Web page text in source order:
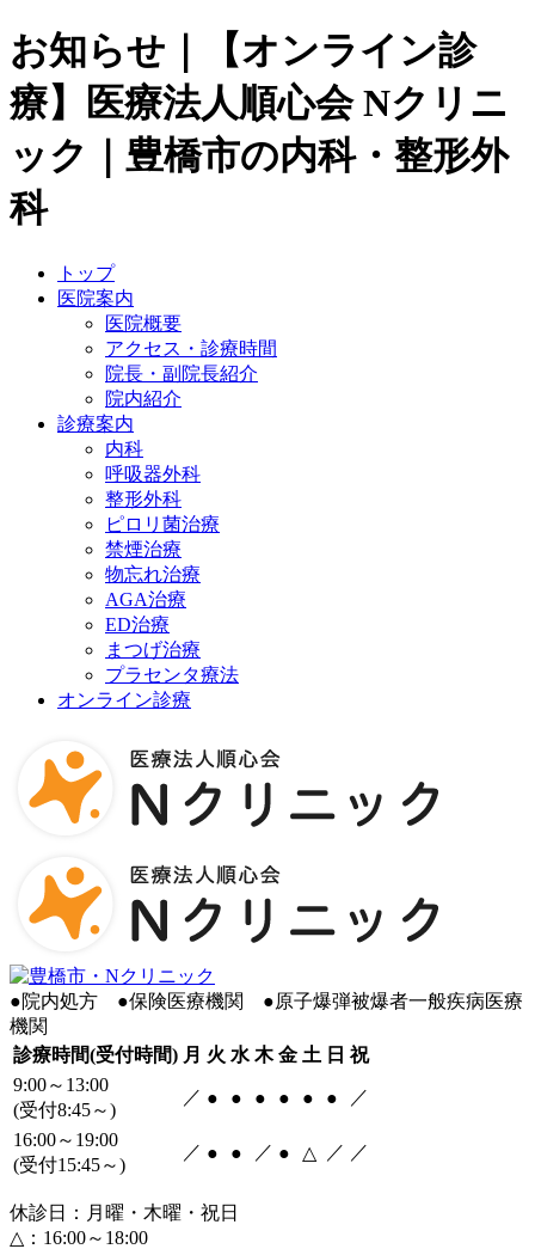
お知らせ｜【オンライン診
療】医療法人順心会 Nクリニ
ック｜豊橋市の内科・整形外
科
トップ
医院案内
医院概要
アクセス・診療時間
院長・副院長紹介
院内紹介
診療案内
内科
呼吸器外科
整形外科
ピロリ菌治療
禁煙治療
物忘れ治療
AGA治療
ED治療
まつげ治療
プラセンタ療法
オンライン診療
●院内処方 ●保険医療機関 ●原子爆弾被爆者一般疾病医療
機関
診療時間(受付時間) 月 火 水 木 金 土 日 祝
9:00～13:00
(受付8:45～)
／ ● ● ● ● ● ● ／
16:00～19:00
(受付15:45～)
／ ● ● ／ ● △ ／ ／
休診日：月曜・木曜・祝日
△：16:00～18:00